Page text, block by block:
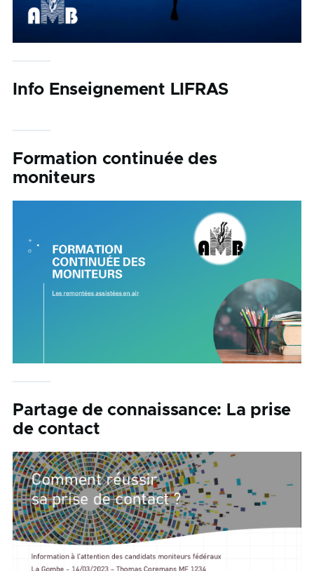
Info Enseignement LIFRAS
Formation continuée des
moniteurs
Partage de connaissance: La prise
de contact